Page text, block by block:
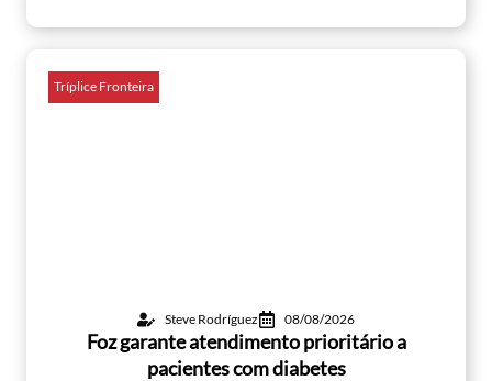
Tríplice Fronteira
Steve Rodríguez 08/08/2026
Foz garante atendimento prioritário a
pacientes com diabetes